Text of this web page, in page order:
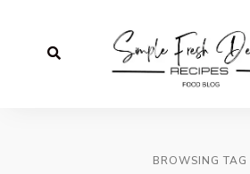
BROWSING TAG